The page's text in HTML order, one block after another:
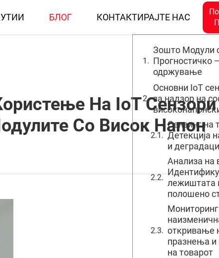
БЛОГ КОНТАКТИРАЈТЕ НАС
На IoT
Со Висок Напон
Содржина
Зошто Модули
Прогностичко
одржување
Основни IoT
за надзор на
Сензинг на
Детекција
и
Анализа на
лежиштата
полошено
Мониторинг
откривање
празнења
на товарот